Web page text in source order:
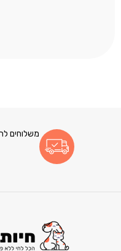
משלוחים